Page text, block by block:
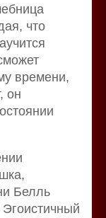
что
времени,
он
Белль